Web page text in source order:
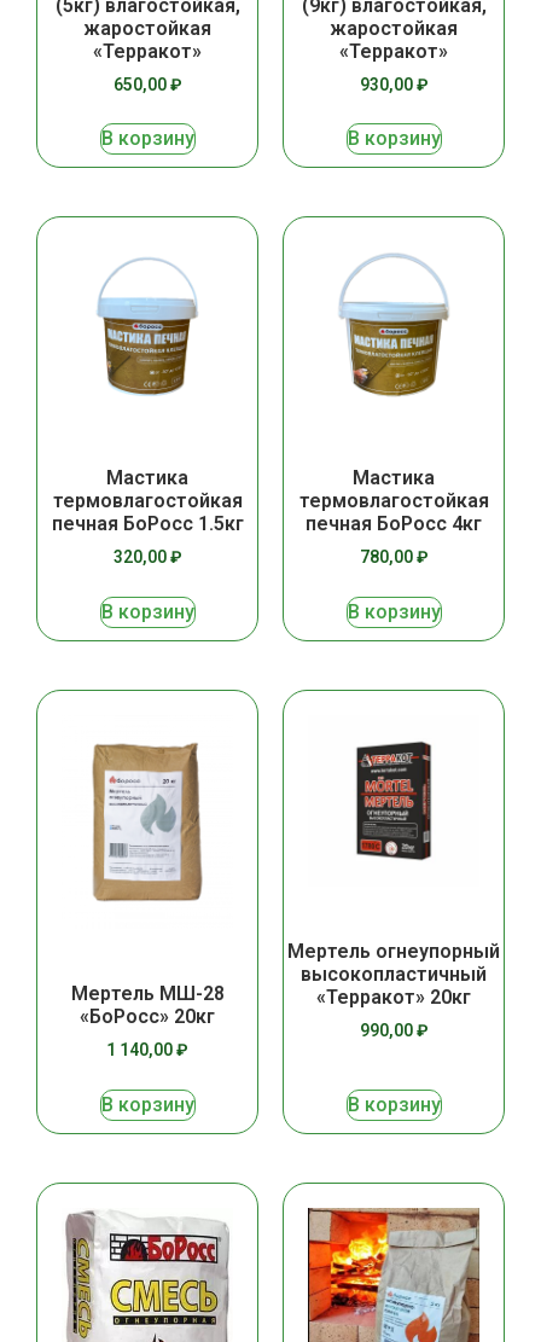
(5кг) влагостойкая,
жаростойкая
«Терракот»
650,00₽
В корзину
(9кг) влагостойкая,
жаростойкая
«Терракот»
930,00₽
В корзину
Мастика
термовлагостойкая
печная БоРосс 1.5кг
320,00₽
В корзину
Мастика
термовлагостойкая
печная БоРосс 4кг
780,00₽
В корзину
Мертель МШ-28
«БоРосс» 20кг
1 140,00₽
В корзину
Мертель огнеупорный
высокопластичный
«Терракот» 20кг
990,00₽
В корзину